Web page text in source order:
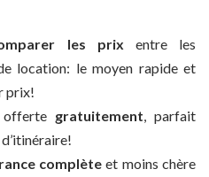
les prix entre les
location: le moyen rapide et
prix!
offerte gratuitement, parfait
d’itinéraire!
complèteet moins chère